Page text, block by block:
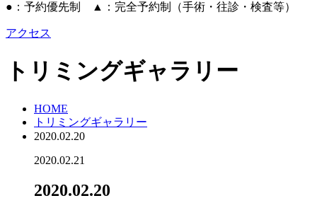
●：予約優先制 ▲：完全予約制（手術・往診・検査等）
アクセス
トリミングギャラリー
HOME
トリミングギャラリー
2020.02.20
2020.02.21
2020.02.20